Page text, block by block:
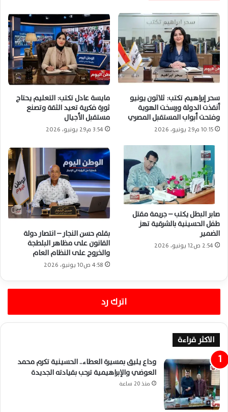
سحر إبراهيم تكتب: ثلاثون يونيو
أنقذت الدولة ورسخت الهوية
وفتحت أبواب المستقبل المصري
10:15 م29 يونيو، 2026
مايسة عادل تكتب: التعليم يحتاج
ثورة فكرية تعيد الثقة وتصنع
مستقبل الأجيال
3:54 م29 يونيو، 2026
صابر البطل يكتب – جريمة مقتل
طفل الحسينية بالشرقية تهز
الضمير
2:54 ص12 يونيو، 2026
بقلم حسن النجار – انتصار دولة
القانون على مظاهر البلطجة
والخروج على النظام العام
4:58 ص10 يونيو، 2026
اترك رد
الاكثر قراءة
وداع يليق بمسيرة العطاء.. الحسينية تكرم محمد
العوضي والإبراهيمية ترحب بقيادته الجديدة
منذ 20 ساعة